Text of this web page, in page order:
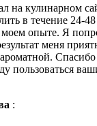
на кулинарном
в течение 24-
опыте. Я
меня
пользоваться
: